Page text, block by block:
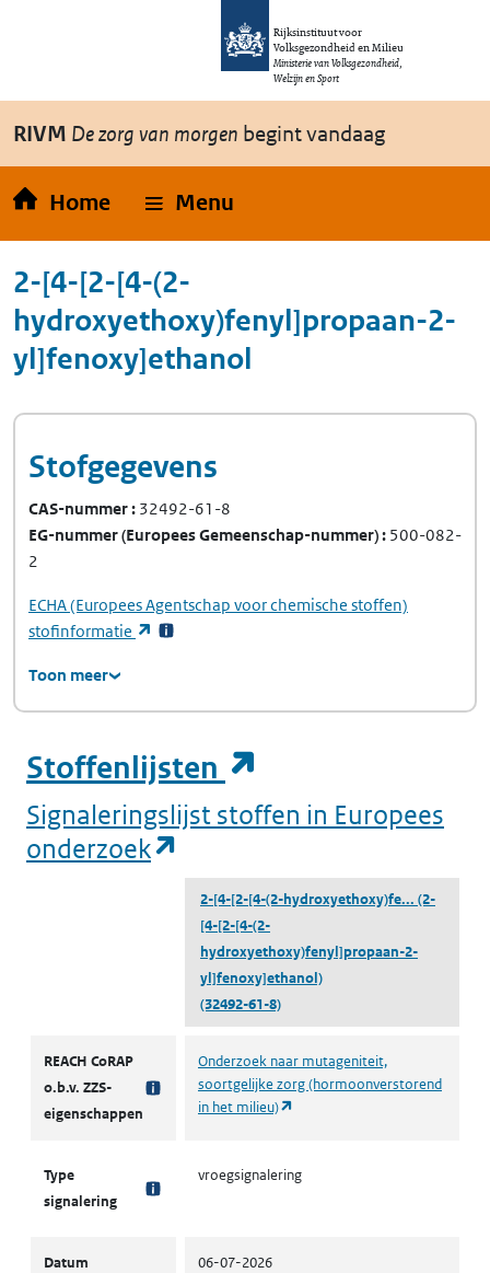
Overslaan en naar de inhoud gaan
Rijksinstituut voor
Volksgezondheid en Milieu
Ministerie van Volksgezondheid,
Welzijn en Sport
RIVM De zorg van morgen begint vandaag
Home Menu
2-[4-[2-[4-(2-
hydroxyethoxy)fenyl]propaan-2-
yl]fenoxy]ethanol
Stofgegevens
CAS-nummer 32492-61-8
EG-nummer(Europees Gemeenschap-nummer) 500-082-
2
ECHA(Europees Agentschap voor chemische stoffen)
stofinformatie
(opent in een nieuw tabblad)
Toon meer
Stoffenlijsten
Signaleringslijst stoffen in Europees
onderzoek
2-[4-[2-[4-(2-hydroxyethoxy)fe... (2-
[4-[2-[4-(2-
hydroxyethoxy)fenyl]propaan-2-
yl]fenoxy]ethanol)
(32492-61-8)
REACH CoRAP
o.b.v. ZZS-
eigenschappen
Onderzoek naar mutageniteit,
soortgelijke zorg (hormoonverstorend
in het milieu)
Type
signalering
vroegsignalering
Datum
06-07-2026